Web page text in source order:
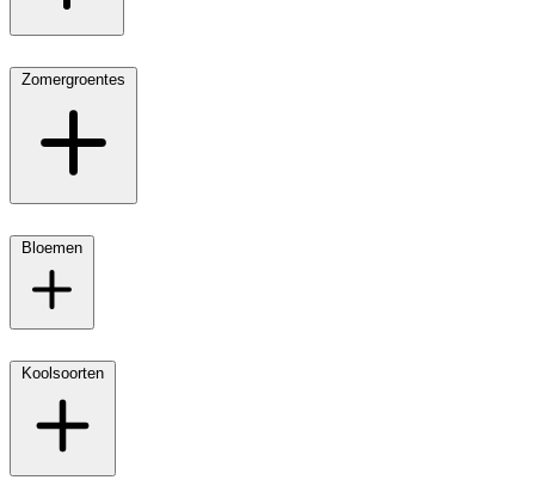
Zomergroentes
Bloemen
Koolsoorten